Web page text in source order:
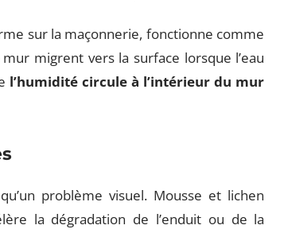
sur la maçonnerie, fonctionne comme
migrent vers la surface lorsque l’eau
l’humidité circule à l’intérieur du mur
problème visuel. Mousse et lichen
la dégradation de l’enduit ou de la